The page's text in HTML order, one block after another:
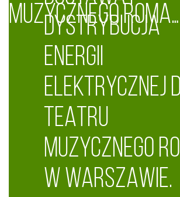
DLA TEATRU MUZYCZNEGO ROMA
WARSZAWIE.
MUZYCZNEGO ROMA…
DYSTRYBUCJA
ENERGII
ELEKTRYCZNEJ
TEATRU
MUZYCZNEGO
W WARSZAWIE.